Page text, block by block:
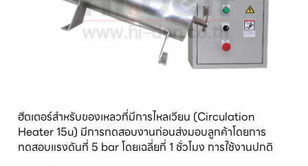
ฮีตเตอร์สำหรับของเหลวที่มีการไหลเวียน (Circulation
Heater 15u) มีการทดสอบงานก่อนส่งมอบลูกค้าโดยการ
ทดสอบแรงดันที่ 5 bar โดยเฉลี่ยที่ 1 ชั่วโมง การใช้งานปกติ